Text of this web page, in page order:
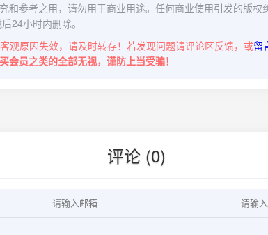
和参考之用，请勿用于商业用途。任何商业使用引发的版
24小时内删除。
观原因失效，请及时转存！若发现问题请评论区反馈，或留
会员之类的全部无视，谨防上当受骗！
评论 (0)